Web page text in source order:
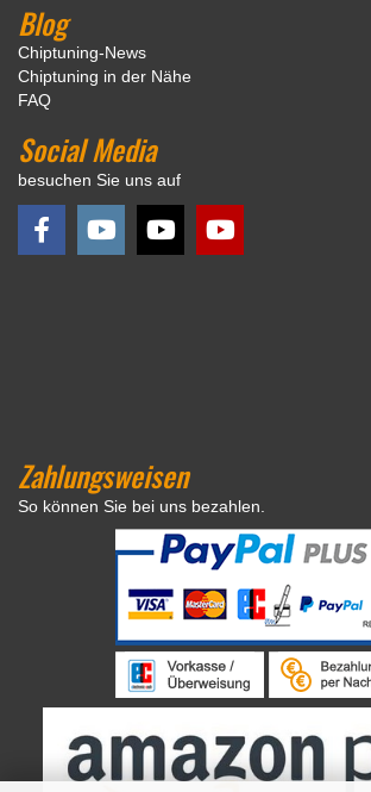
Blog
Chiptuning-News
Chiptuning in der Nähe
FAQ
Social Media
besuchen Sie uns auf
Zahlungsweisen
So können Sie bei uns bezahlen.